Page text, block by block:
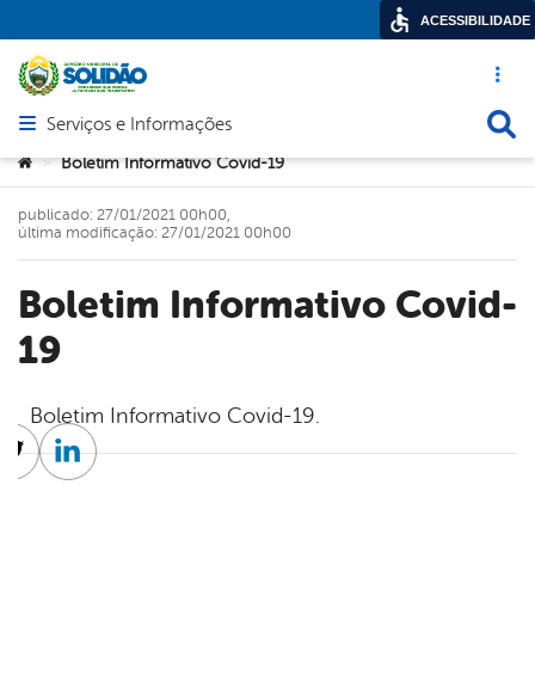
Acesso
Abrir menu principal de navegação
Serviços e Informações
Você está aqui:
> Boletim Informativo Covid-19
Boletim Informativo Covid-
19
publicado: 27/01/2021 00h00,
última modificação: 27/01/2021 00h00
Boletim Informativo Covid-19.
TwitterLinkedin
ACESSIBILIDADE